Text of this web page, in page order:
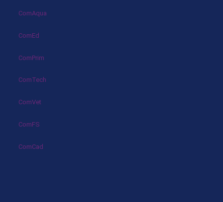
ComAqua
ComEd
ComPrim
ComTech
ComVet
ComFS
ComCad